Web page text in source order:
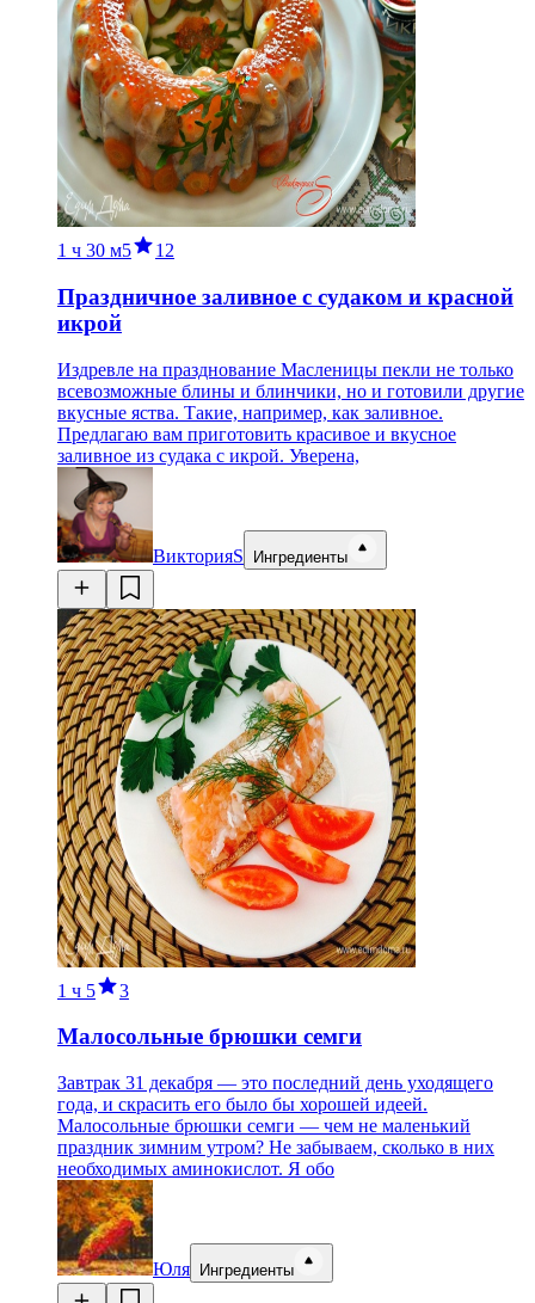
1 ч 30 м5 12
Праздничное заливное с судаком и красной
икрой
Издревле на празднование Масленицы пекли не только
всевозможные блины и блинчики, но и готовили другие
вкусные яства. Такие, например, как заливное.
Предлагаю вам приготовить красивое и вкусное
заливное из судака с икрой. Уверена,
ВикторияS Ингредиенты
1 ч 5 3
Малосольные брюшки семги
Завтрак 31 декабря — это последний день уходящего
года, и скрасить его было бы хорошей идеей.
Малосольные брюшки семги — чем не маленький
праздник зимним утром? Не забываем, сколько в них
необходимых аминокислот. Я обо
Юля Ингредиенты